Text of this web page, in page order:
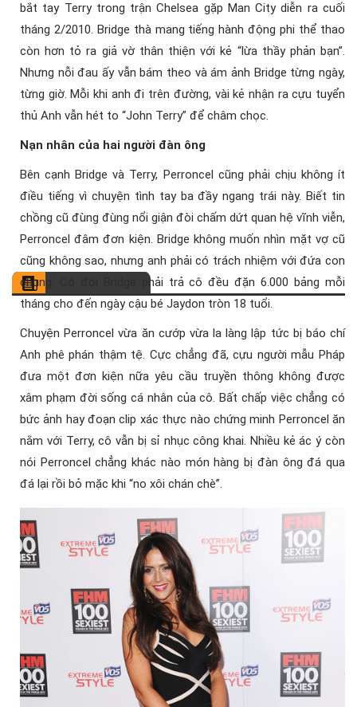
bắt tay Terry trong trận Chelsea gặp Man City diễn ra cuối
tháng 2/2010. Bridge thà mang tiếng hành động phi thể thao
còn hơn tỏ ra giả vờ thân thiện với kẻ “lừa thầy phản bạn”.
Nhưng nỗi đau ấy vẫn bám theo và ám ảnh Bridge từng ngày,
từng giờ. Mỗi khi anh đi trên đường, vài kẻ nhận ra cựu tuyển
thủ Anh vẫn hét to “John Terry” để châm chọc.
Nạn nhân của hai người đàn ông
Bên cạnh Bridge và Terry, Perroncel cũng phải chịu không ít
điều tiếng vì chuyện tình tay ba đầy ngang trái này. Biết tin
chồng cũ đùng đùng nổi giận đòi chấm dứt quan hệ vĩnh viễn,
Perroncel đâm đơn kiện. Bridge không muốn nhìn mặt vợ cũ
cũng không sao, nhưng anh phải có trách nhiệm với đứa con
chung. Cô đòi Bridge phải trả cô đều đặn 6.000 bảng mỗi
tháng cho đến ngày cậu bé Jaydon tròn 18 tuổi.
Chuyện Perroncel vừa ăn cướp vừa la làng lập tức bị báo chí
Anh phê phán thậm tệ. Cực chẳng đã, cựu người mẫu Pháp
đưa một đơn kiện nữa yêu cầu truyền thông không được
xâm phạm đời sống cá nhân của cô. Bất chấp việc chẳng có
bức ảnh hay đoạn clip xác thực nào chứng minh Perroncel ăn
nằm với Terry, cô vẫn bị sỉ nhục công khai. Nhiều kẻ ác ý còn
nói Perroncel chẳng khác nào món hàng bị đàn ông đá qua
đá lại rồi bỏ mặc khi “no xôi chán chè”.